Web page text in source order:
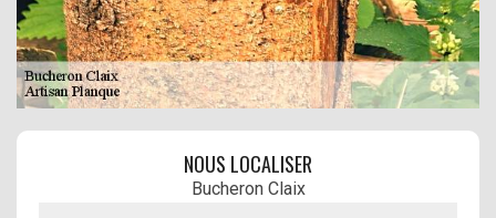
NOUS LOCALISER
Bucheron Claix